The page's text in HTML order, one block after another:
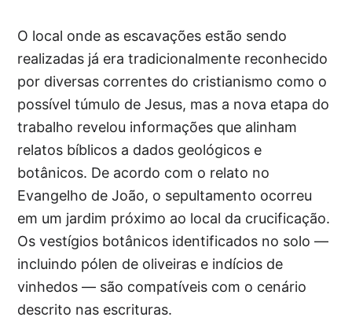
O local onde as escavações estão sendo
realizadas já era tradicionalmente reconhecido
por diversas correntes do cristianismo como o
possível túmulo de Jesus, mas a nova etapa do
trabalho revelou informações que alinham
relatos bíblicos a dados geológicos e
botânicos. De acordo com o relato no
Evangelho de João, o sepultamento ocorreu
em um jardim próximo ao local da crucificação.
Os vestígios botânicos identificados no solo —
incluindo pólen de oliveiras e indícios de
vinhedos — são compatíveis com o cenário
descrito nas escrituras.